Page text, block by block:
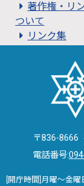
著作権・リ
ついて
リンク集
〒836-8666
電話番号:
[開庁時間]月曜～金